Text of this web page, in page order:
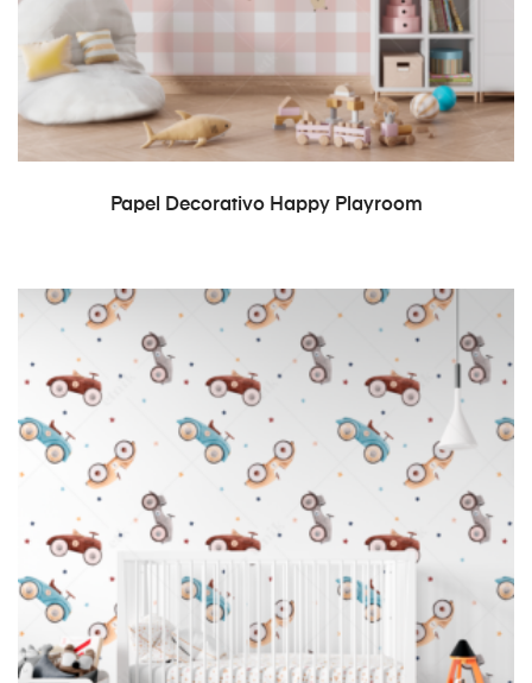
READ MORE
Papel Decorativo Happy Playroom